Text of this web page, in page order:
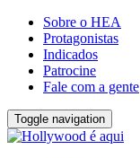
Sobre o HEA
Protagonistas
Indicados
Patrocine
Fale com a gente
Toggle navigation